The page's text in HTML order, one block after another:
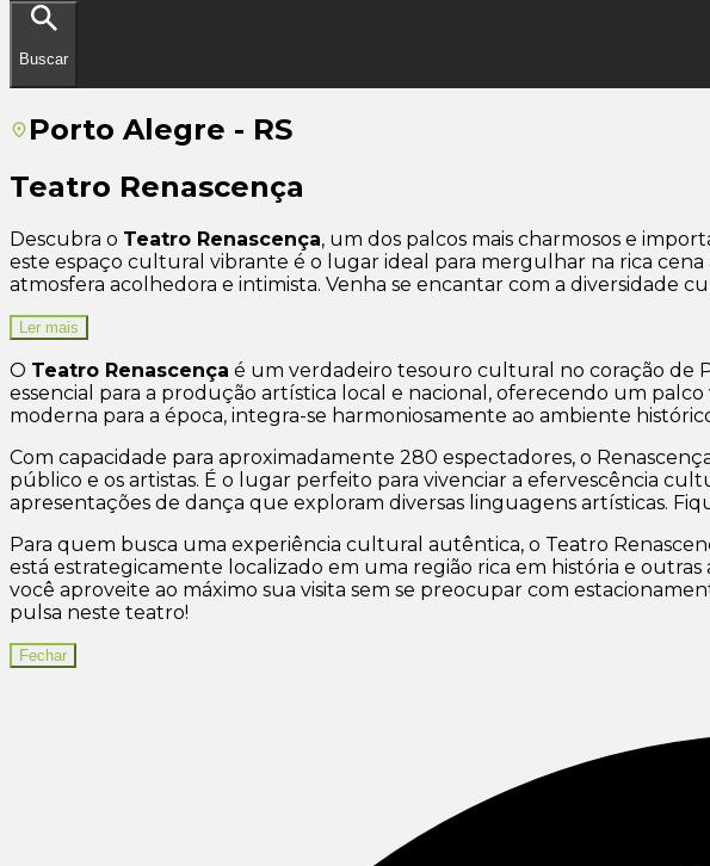
Buscar
Porto Alegre - RS
Teatro Renascença
Descubra o Teatro Renascença, um dos palcos mais charmosos e
este espaço cultural vibrante é o lugar ideal para mergulhar na rica
atmosfera acolhedora e intimista. Venha se encantar com a diversidade
Ler mais
O Teatro Renascença é um verdadeiro tesouro cultural no coração de
essencial para a produção artística local e nacional, oferecendo um
moderna para a época, integra-se harmoniosamente ao ambiente
Com capacidade para aproximadamente 280 espectadores, o
público e os artistas. É o lugar perfeito para vivenciar a efervescência
apresentações de dança que exploram diversas linguagens artísticas.
Para quem busca uma experiência cultural autêntica, o Teatro
está estrategicamente localizado em uma região rica em história e
você aproveite ao máximo sua visita sem se preocupar com
pulsa neste teatro!
Fechar